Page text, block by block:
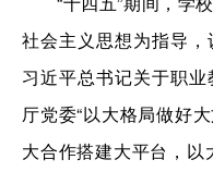
社会主义思想为指导
习近平总书记关于职
厅党委“以大格局做好
大合作搭建大平台，以